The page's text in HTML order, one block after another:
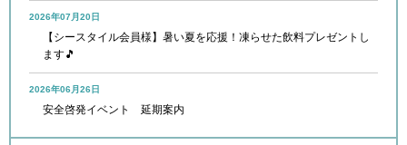
2026年07月20日
【シースタイル会員様】暑い夏を応援！凍らせた飲料プレゼントし
ます🎵
2026年06月26日
安全啓発イベント 延期案内